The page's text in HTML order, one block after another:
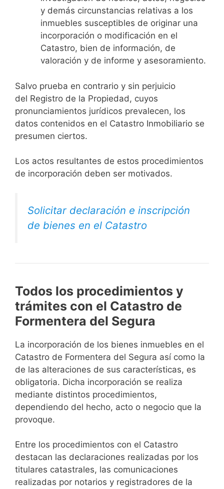
y demás circunstancias relativas a los
inmuebles susceptibles de originar una
incorporación o modificación en el
Catastro, bien de información, de
valoración y de informe y asesoramiento.
Salvo prueba en contrario y sin perjuicio
del Registro de la Propiedad, cuyos
pronunciamientos jurídicos prevalecen, los
datos contenidos en el Catastro Inmobiliario se
presumen ciertos.
Los actos resultantes de estos procedimientos
de incorporación deben ser motivados.
Solicitar declaración e inscripción
de bienes en el Catastro
Todos los procedimientos y
trámites con el Catastro de
Formentera del Segura
La incorporación de los bienes inmuebles en el
Catastro de Formentera del Segura así como la
de las alteraciones de sus características, es
obligatoria. Dicha incorporación se realiza
mediante distintos procedimientos,
dependiendo del hecho, acto o negocio que la
provoque.
Entre los procedimientos con el Catastro
destacan las declaraciones realizadas por los
titulares catastrales, las comunicaciones
realizadas por notarios y registradores de la